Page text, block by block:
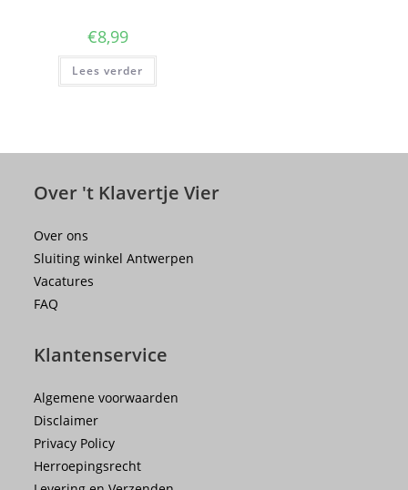
€8,99
Lees verder
Over 't Klavertje Vier
Over ons
Sluiting winkel Antwerpen
Vacatures
FAQ
Klantenservice
Algemene voorwaarden
Disclaimer
Privacy Policy
Herroepingsrecht